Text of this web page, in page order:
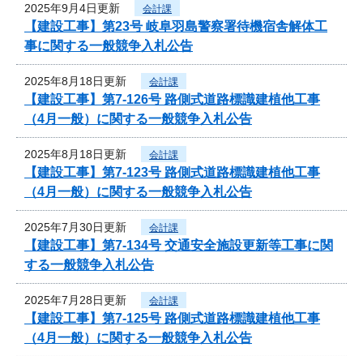
2025年9月4日更新 会計課
【建設工事】第23号 岐阜羽島警察署待機宿舎解体工
事に関する一般競争入札公告
2025年8月18日更新 会計課
【建設工事】第7-126号 路側式道路標識建植他工事
（4月一般）に関する一般競争入札公告
2025年8月18日更新 会計課
【建設工事】第7-123号 路側式道路標識建植他工事
（4月一般）に関する一般競争入札公告
2025年7月30日更新 会計課
【建設工事】第7-134号 交通安全施設更新等工事に関
する一般競争入札公告
2025年7月28日更新 会計課
【建設工事】第7-125号 路側式道路標識建植他工事
（4月一般）に関する一般競争入札公告